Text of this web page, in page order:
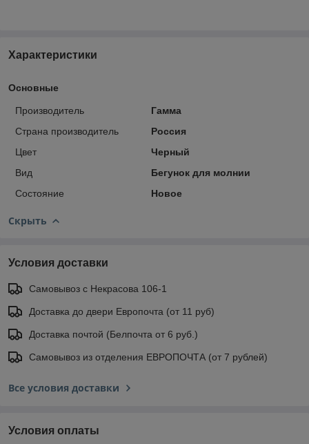
Характеристики
Основные
Производитель
Гамма
Страна производитель
Россия
Цвет
Черный
Вид
Бегунок для молнии
Состояние
Новое
Скрыть
Условия доставки
Самовывоз с Некрасова 106-1
Доставка до двери Европочта (от 11 руб)
Доставка почтой (Белпочта от 6 руб.)
Самовывоз из отделения ЕВРОПОЧТА (от 7 рублей)
Все условия доставки
Условия оплаты